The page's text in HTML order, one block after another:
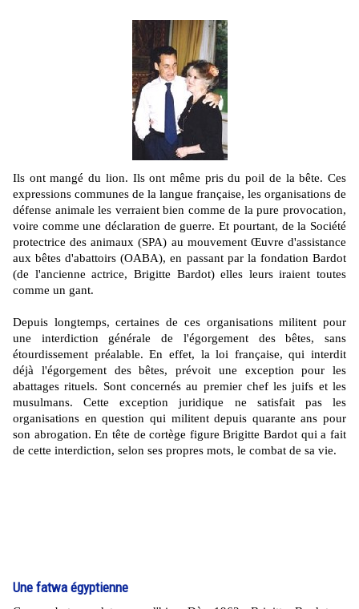
Ils ont mangé du lion. Ils ont même pris du poil de la bête. Ces
expressions communes de la langue française, les organisations de
défense animale les verraient bien comme de la pure provocation,
voire comme une déclaration de guerre. Et pourtant, de la Société
protectrice des animaux (SPA) au mouvement Œuvre d'assistance
aux bêtes d'abattoirs (OABA), en passant par la fondation Bardot
(de l'ancienne actrice, Brigitte Bardot) elles leurs iraient toutes
comme un gant.
Depuis longtemps, certaines de ces organisations militent pour
une interdiction générale de l'égorgement des bêtes, sans
étourdissement préalable. En effet, la loi française, qui interdit
déjà l'égorgement des bêtes, prévoit une exception pour les
abattages rituels. Sont concernés au premier chef les juifs et les
musulmans. Cette exception juridique ne satisfait pas les
organisations en question qui militent depuis quarante ans pour
son abrogation. En tête de cortège figure Brigitte Bardot qui a fait
de cette interdiction, selon ses propres mots, le combat de sa vie.
Une fatwa égyptienne